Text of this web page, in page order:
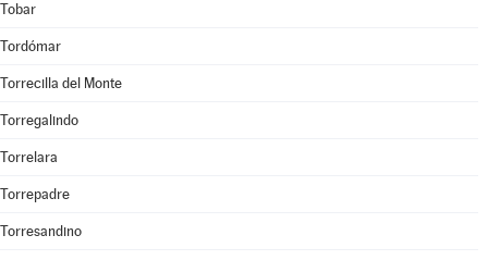
Tobar
Tordómar
Torrecilla del Monte
Torregalindo
Torrelara
Torrepadre
Torresandino